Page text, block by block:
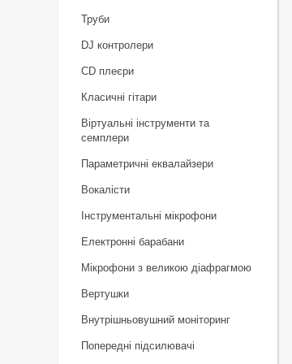
Труби
DJ контролери
CD плеєри
Класичні гітари
Віртуальні інструменти та
семплери
Параметричні еквалайзери
Вокалісти
Інструментальні мікрофони
Електронні барабани
Мікрофони з великою діафрагмою
Вертушки
Внутрішньовушний моніторинг
Попередні підсилювачі